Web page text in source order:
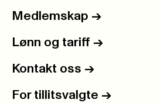
Medlemskap ->
Lønn og tariff ->
Kontakt oss ->
For tillitsvalgte ->